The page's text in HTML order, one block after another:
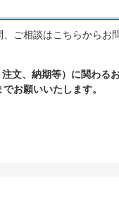
ご相談はこちらからお
文、納期等）に関わる
でお願いいたします。